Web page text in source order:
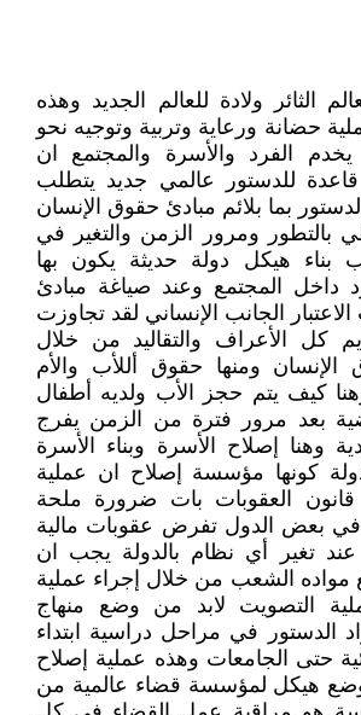
الثائر ولادة للعالم الجديد وهذه
حضانة ورعاية وتربية وتوجيه نحو
يخدم الفرد والأسرة والمجتمع ان
قاعدة للدستور عالمي جديد يتطلب
بما بلائم مبادئ حقوق الإنسان
بالتطور ومرور الزمن والتغير في
بناء هيكل دولة حديثة يكون بها
داخل المجتمع وعند صياغة مبادئ
الجانب الإنساني لقد تجاوزت
كل الأعراف والتقاليد من خلال
الإنسان ومنها حقوق أللأب والأم
كيف يتم حجز الأب ولديه أطفال
بعد مرور فترة من الزمن يفرج
وهنا إصلاح الأسرة وبناء الأسرة
كونها مؤسسة إصلاح ان عملية
قانون العقوبات بات ضرورة ملحة
في بعض الدول تفرض عقوبات مالية
تغير أي نظام بالدولة يجب ان
مواده الشعب من خلال إجراء عملية
التصويت لابد من وضع منهاج
الدستور في مراحل دراسية ابتداء
حتى الجامعات وهذه عملية إصلاح
هيكل لمؤسسة قضاء عالمية من